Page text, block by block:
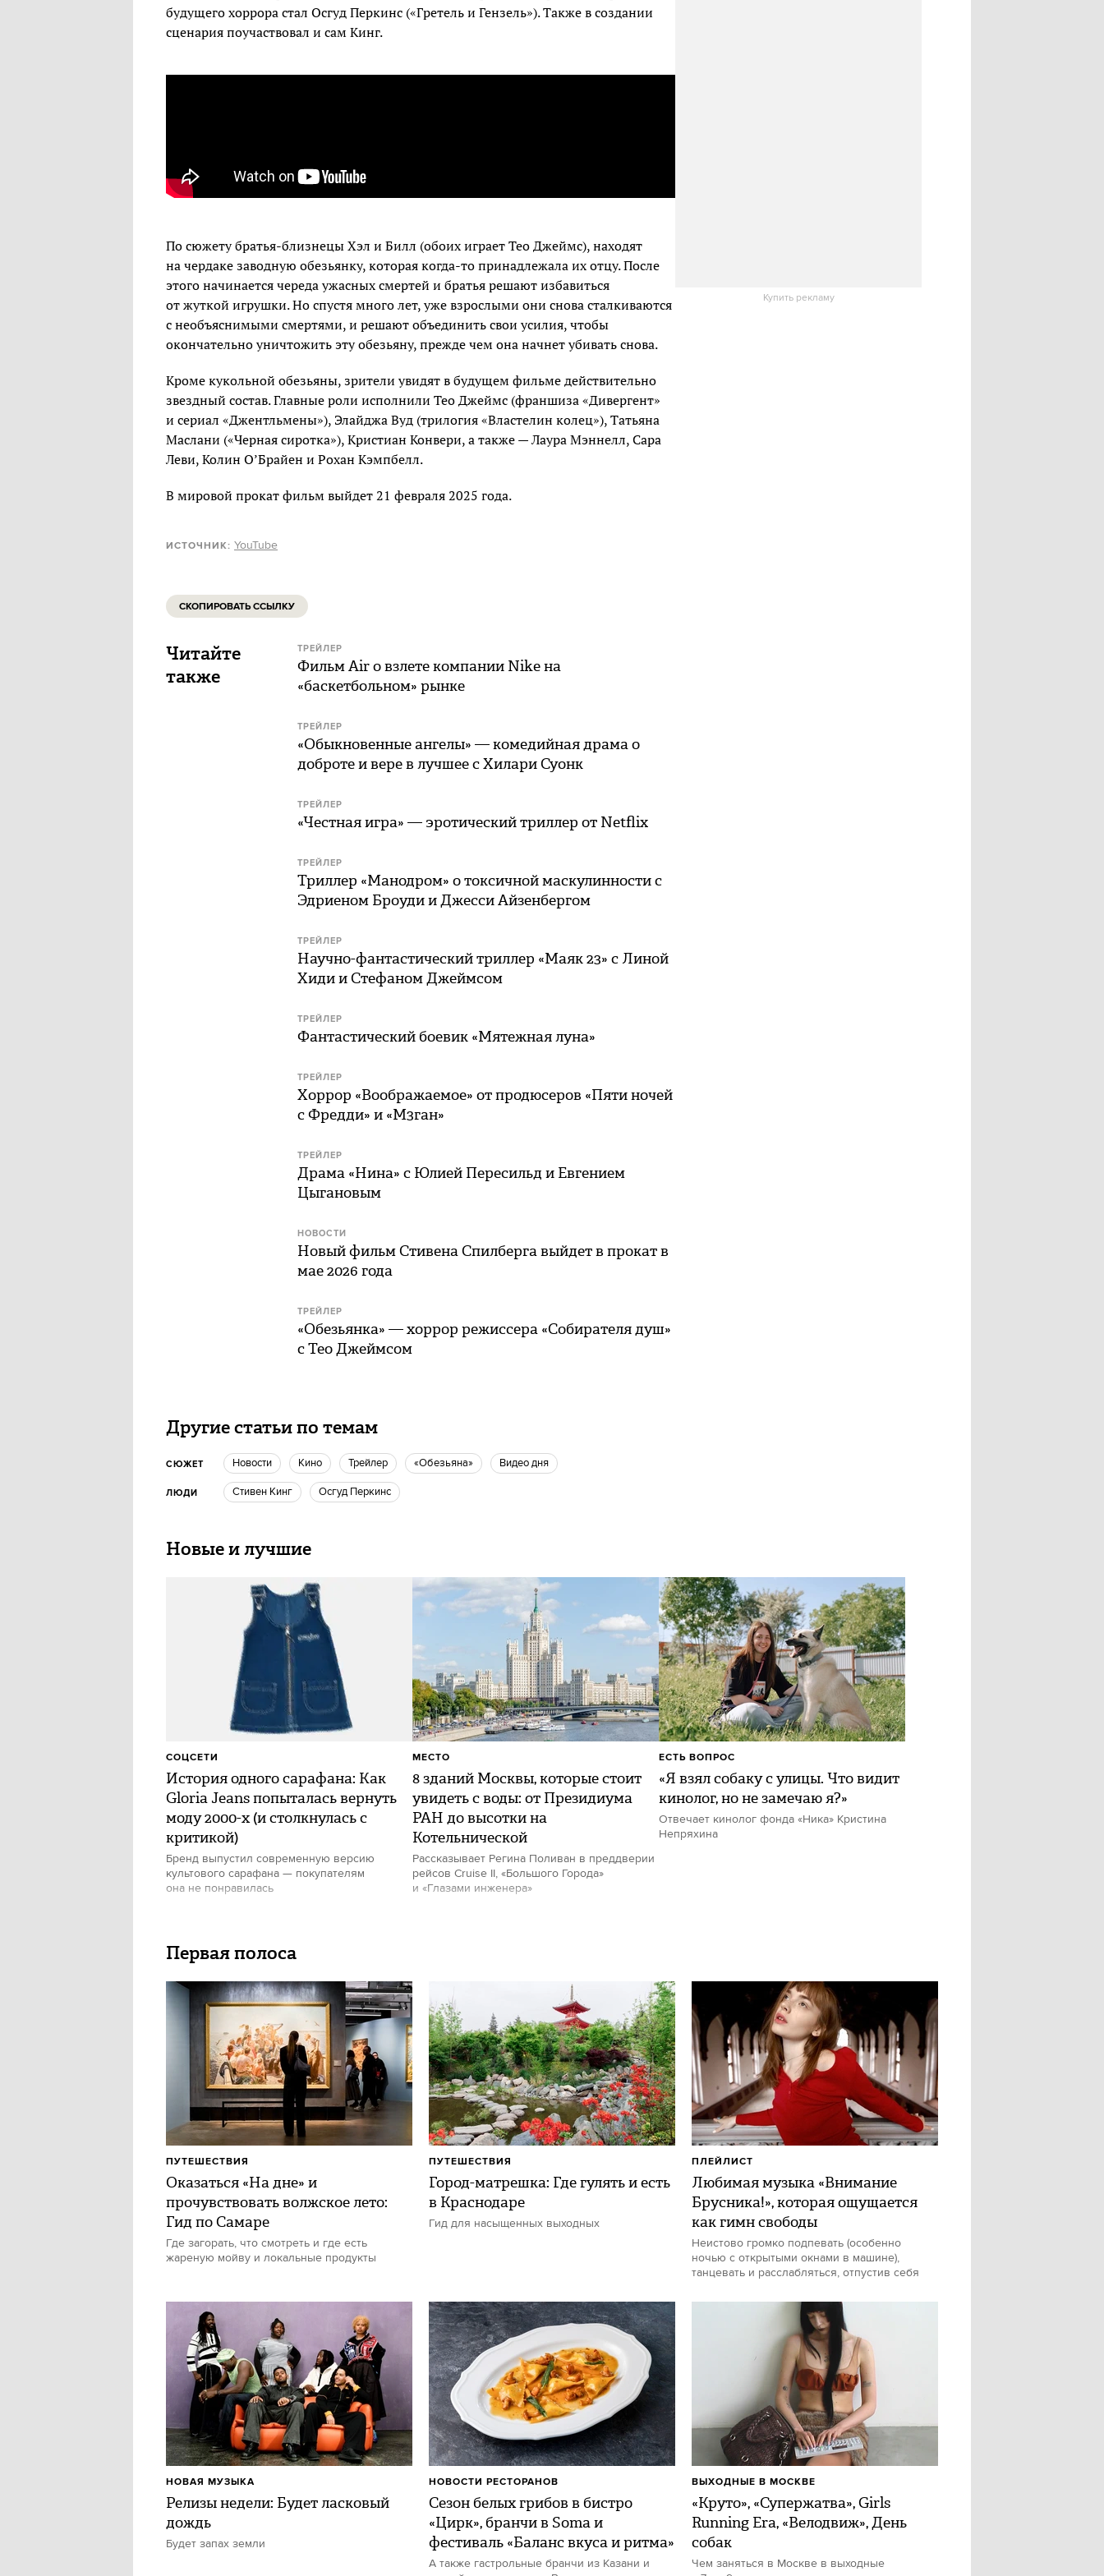
будущего хоррора стал Осгуд Перкинс («Гретель и Гензель»). Также в создании
сценария поучаствовал и сам Кинг.
По сюжету братья-близнецы Хэл и Билл (обоих играет Тео Джеймс), находят
на чердаке заводную обезьянку, которая когда-то принадлежала их отцу. После
этого начинается череда ужасных смертей и братья решают избавиться
от жуткой игрушки. Но спустя много лет, уже взрослыми они снова сталкиваются
с необъяснимыми смертями, и решают объединить свои усилия, чтобы
окончательно уничтожить эту обезьяну, прежде чем она начнет убивать снова.
Кроме кукольной обезьяны, зрители увидят в будущем фильме действительно
звездный состав. Главные роли исполнили Тео Джеймс (франшиза «Дивергент»
и сериал «Джентльмены»), Элайджа Вуд (трилогия «Властелин колец»), Татьяна
Маслани («Черная сиротка»), Кристиан Конвери, а также — Лаура Мэннелл, Сара
Леви, Колин О’Брайен и Рохан Кэмпбелл.
В мировой прокат фильм выйдет 21 февраля 2025 года.
ИСТОЧНИК: YouTube
Купить рекламу
СКОПИРОВАТЬ ССЫЛКУ
Читайте
также
ТРЕЙЛЕР
Фильм Air о взлете компании Nike на
«баскетбольном» рынке
ТРЕЙЛЕР
«Обыкновенные ангелы» — комедийная драма о
доброте и вере в лучшее с Хилари Суонк
ТРЕЙЛЕР
«Честная игра» — эротический триллер от Netflix
ТРЕЙЛЕР
Триллер «Манодром» о токсичной маскулинности с
Эдриеном Броуди и Джесси Айзенбергом
ТРЕЙЛЕР
Научно-фантастический триллер «Маяк 23» с Линой
Хиди и Стефаном Джеймсом
ТРЕЙЛЕР
Фантастический боевик «Мятежная луна»
ТРЕЙЛЕР
Хоррор «Воображаемое» от продюсеров «Пяти ночей
с Фредди» и «М3ган»
ТРЕЙЛЕР
Драма «Нина» с Юлией Пересильд и Евгением
Цыгановым
НОВОСТИ
Новый фильм Стивена Спилберга выйдет в прокат в
мае 2026 года
ТРЕЙЛЕР
«Обезьянка» — хоррор режиссера «Собирателя душ»
с Тео Джеймсом
Другие статьи по темам
СЮЖЕТ новости кино Трейлер «Обезьяна» Видео дня
ЛЮДИ Стивен Кинг Осгуд Перкинс
Новые и лучшие
История одного сарафана: Как
Gloria Jeans попыталась вернуть
моду 2000-х (и столкнулась с
критикой)
Бренд выпустил современную версию
культового сарафана — покупателям
она не понравилась
СОЦСЕТИ
8 зданий Москвы, которые стоит
увидеть с воды: от Президиума
РАН до высотки на
Котельнической
Рассказывает Регина Поливан в преддверии
рейсов Cruise II, «Большого Города»
и «Глазами инженера»
МЕСТО
«Я взял собаку с улицы. Что видит
кинолог, но не замечаю я?»
Отвечает кинолог фонда «Ника» Кристина
Непряхина
ЕСТЬ ВОПРОС
Первая полоса
Оказаться «На дне» и
прочувствовать волжское лето:
Гид по Самаре
Где загорать, что смотреть и где есть
жареную мойву и локальные продукты
ПУТЕШЕСТВИЯ
Город-матрешка: Где гулять и есть
в Краснодаре
Гид для насыщенных выходных
ПУТЕШЕСТВИЯ
Любимая музыка «Внимание
Брусника!», которая ощущается
как гимн свободы
Неистово громко подпевать (особенно
ночью с открытыми окнами в машине),
танцевать и расслабляться, отпустив себя
ПЛЕЙЛИСТ
Релизы недели: Будет ласковый
дождь
Будет запах земли
НОВАЯ МУЗЫКА
Сезон белых грибов в бистро
«Цирк», бранчи в Soma и
фестиваль «Баланс вкуса и ритма»
А также гастрольные бранчи из Казани и
НОВОСТИ РЕСТОРАНОВ
«Круто», «Супержатва», Girls
Running Era, «Велодвиж», День
собак
Чем заняться в Москве в выходные
ВЫХОДНЫЕ В МОСКВЕ